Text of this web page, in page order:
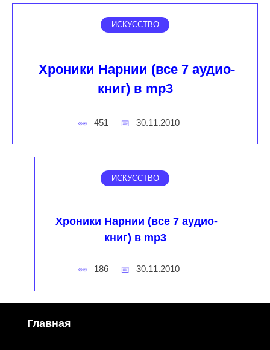
ИСКУССТВО
Хроники Нарнии (все 7 аудио-
книг) в mp3
451 30.11.2010
ИСКУССТВО
Хроники Нарнии (все 7 аудио-
книг) в mp3
186 30.11.2010
Главная